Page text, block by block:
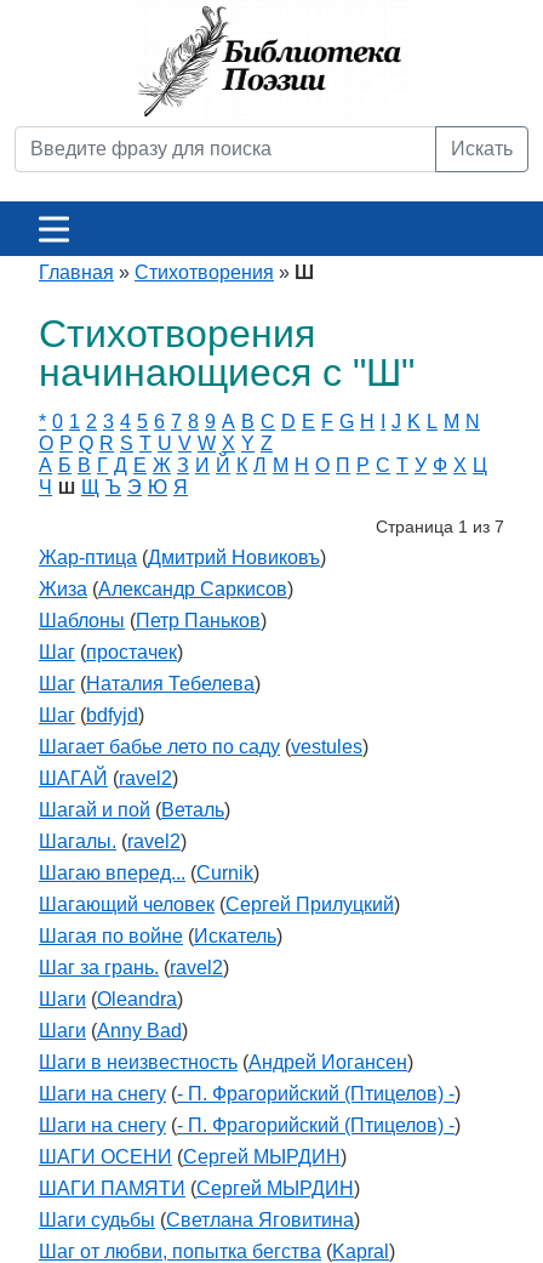
Искать
Главная » Стихотворения » Ш
Стихотворения
начинающиеся с "Ш"
* 0 1 2 3 4 5 6 7 8 9 A B C D E F G H J K L M N
O P Q R S T U V W X Y Z
А Б В Г Д Е Ж З И Й К Л М Н О П Р С Т У Ф Х Ц
Ч Ш Щ Ъ Э Ю Я
Страница 1 из 7
Жар-птица (Дмитрий Новиковъ)
Жиза (Александр Саркисов)
Шаблоны (Петр Паньков)
Шаг (простачек)
Шаг (Наталия Тебелева)
Шаг (bdfyjd)
Шагает бабье лето по саду (vestules)
ШАГАЙ (ravel2)
Шагай и пой (Веталь)
Шагалы. (ravel2)
Шагаю вперед... (Curnik)
Шагающий человек (Сергей Прилуцкий)
Шагая по войне (Искатель)
Шаг за грань. (ravel2)
Шаги (Oleandra)
Шаги (Anny Bad)
Шаги в неизвестность (Андрей Иогансен)
Шаги на снегу (- П. Фрагорийский (Птицелов) -)
Шаги на снегу (- П. Фрагорийский (Птицелов) -)
ШАГИ ОСЕНИ (Сергей МЫРДИН)
ШАГИ ПАМЯТИ (Сергей МЫРДИН)
Шаги судьбы (Светлана Яговитина)
Шаг от любви, попытка бегства (Kapral )